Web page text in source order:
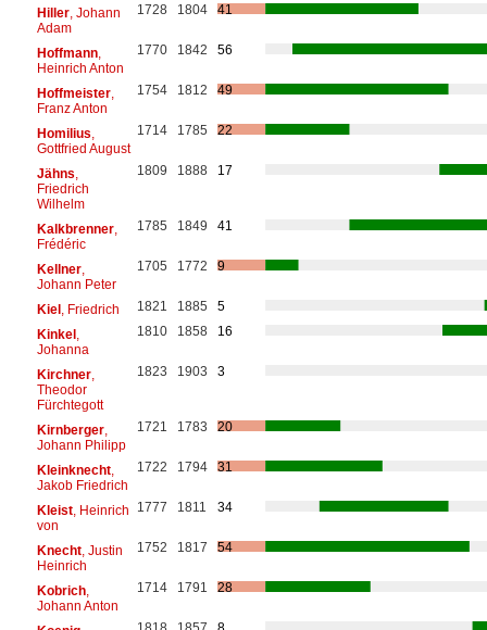
Hiller, Johann
Adam
1728 1804 41
Hoffmann,
Heinrich Anton
1770 1842 56
Hoffmeister,
Franz Anton
1754 1812 49
Homilius
Gottfried August
1714 1785 22
Jähns
Friedrich
Wilhelm
1809 1888 17
Kalkbrenner,
Frédéric
1785 1849 41
Kellner,
Johann Peter
1705 1772 9
Kiel, Friedrich 1821 1885
5
Kinkel,
Johanna
1810 1858 16
Kirchner,
Theodor
Fürchtegott
1823 1903 3
Kirnberger,
Johann Philipp
1721 1783 20
Kleinknecht,
Jakob Friedrich
1722 1794 31
Kleist, Heinrich
von
1777 1811 34
Knecht, Justin
Heinrich
1752 1817 54
Kobrich,
Johann Anton
1714 1791 28